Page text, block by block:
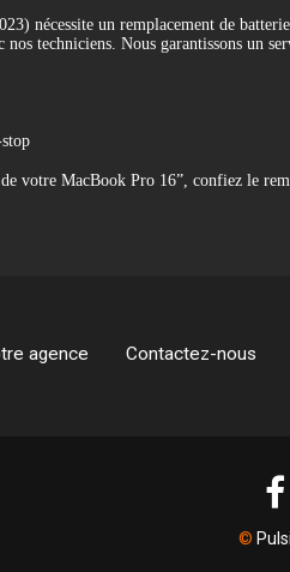
nécessite un remplacement de
techniciens. Nous garantissons un
votre MacBook Pro 16”, confiez le
agence Contactez-nous
©